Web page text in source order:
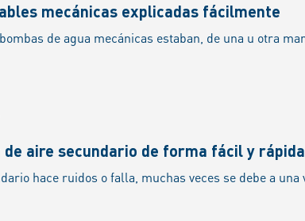
mecánicas explicadas fácilmente
aire secundario de forma fácil y rápida